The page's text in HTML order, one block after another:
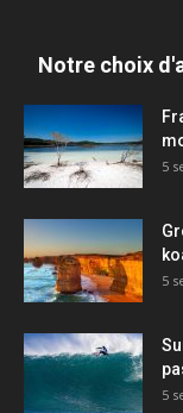
Notre choix
5
5
5